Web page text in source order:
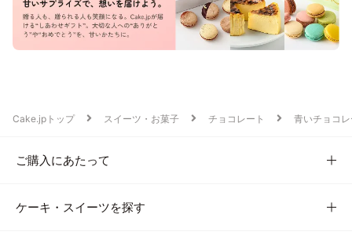
Cake.jpトップ スイーツ・お菓子 チョコレート 青いチョコ
ご購入にあたって
ケーキ・スイーツを探す